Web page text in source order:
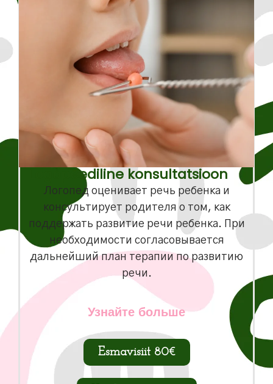
Logopeediline konsultatsioon
Логопед оценивает речь ребенка и
консультирует родителя о том, как
поддержать развитие речи ребенка. При
необходимости согласовывается
дальнейший план терапии по развитию
речи.
Узнайте больше
Esmavisiit 80€